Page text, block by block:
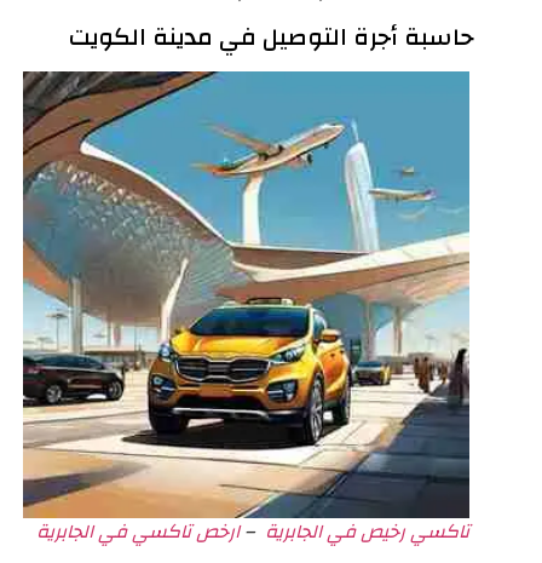
حاسبة أجرة التوصيل في مدينة الكويت
تاكسي رخيص في الجابرية –ارخص تاكسي في الجابرية